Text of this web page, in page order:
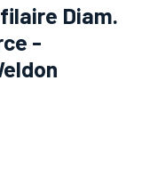
Diam.
-